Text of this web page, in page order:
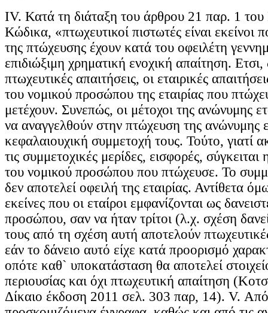
IV. Κατά τη διάταξη του άρθρου 21 παρ. 1 του
Κώδικα, «πτωχευτικοί πιστωτές είναι εκείνοι
της πτώχευσης έχουν κατά του οφειλέτη
επιδιώξιμη χρηματική ενοχική απαίτηση.
πτωχευτικές απαιτήσεις, οι εταιρικές
του νομικού προσώπου της εταιρίας που
μετέχουν. Συνεπώς, οι μέτοχοι της ανώνυμης
να αναγγελθούν στην πτώχευση της ανώνυμης
κεφαλαιουχική συμμετοχή τους. Τούτο, γιατί
τις συμμετοχικές μερίδες, εισφορές, σύγκειται
του νομικού προσώπου που πτώχευσε. Το
δεν αποτελεί οφειλή της εταιρίας. Αντίθετα
εκείνες που οι εταίροι εμφανίζονται ως
προσώπου, σαν να ήταν τρίτοι (λ.χ. σχέση
τους από τη σχέση αυτή αποτελούν
εάν το δάνειο αυτό είχε κατά προορισμό
οπότε καθ` υποκατάσταση θα αποτελεί
περιουσίας και όχι πτωχευτική απαίτηση
Δίκαιο έκδοση 2011 σελ. 303 παρ, 14). V.